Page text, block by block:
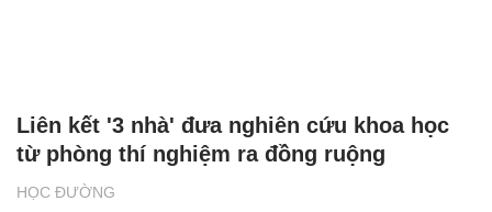
HỌC ĐƯỜNG
Liên kết '3 nhà' đưa nghiên cứu khoa học
từ phòng thí nghiệm ra đồng ruộng